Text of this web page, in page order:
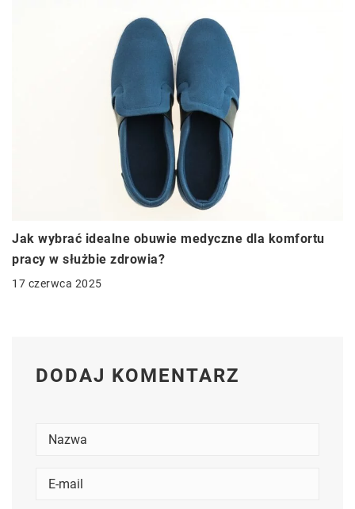
Jak wybrać idealne obuwie medyczne dla komfortu
pracy w służbie zdrowia?
17 czerwca 2025
DODAJ KOMENTARZ